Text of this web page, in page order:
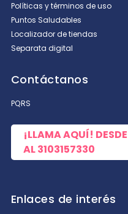
Políticas y términos de uso
Puntos Saludables
Localizador de tiendas
Separata digital
Contáctanos
PQRS
¡LLAMA AQUÍ!
AL3103157330
Enlaces de interés